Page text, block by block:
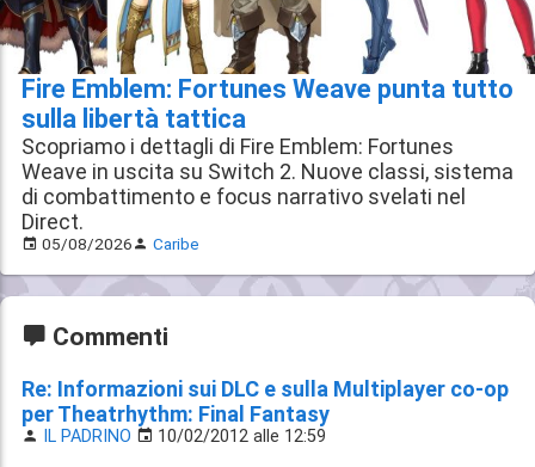
Fire Emblem: Fortunes Weave punta tutto
sulla libertà tattica
Scopriamo i dettagli di Fire Emblem: Fortunes
Weave in uscita su Switch 2. Nuove classi, sistema
di combattimento e focus narrativo svelati nel
Direct.
05/08/2026 Caribe
Commenti
Re: Informazioni sui DLC e sulla Multiplayer co-op
per Theatrhythm: Final Fantasy
IL PADRINO 10/02/2012 alle 12:59